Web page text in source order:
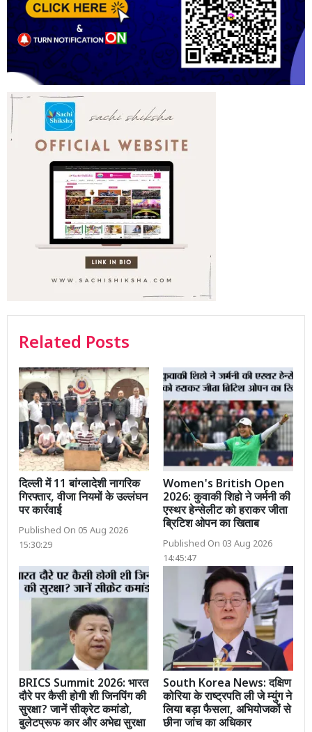
Related Posts
दिल्ली में 11 बांग्लादेशी नागरिक
गिरफ्तार, वीजा नियमों के उल्लंघन
पर कार्रवाई
Published On 05 Aug 2026
15:30:29
Women's British Open
2026: कुवाकी शिहो ने जर्मनी की
एस्थर हेन्सेलीट को हराकर जीता
ब्रिटिश ओपन का खिताब
Published On 03 Aug 2026
14:45:47
BRICS Summit 2026: भारत
दौरे पर कैसी होगी शी जिनपिंग की
सुरक्षा? जानें सीक्रेट कमांडो,
बुलेटप्रूफ कार और अभेद्य सुरक्षा
South Korea News: दक्षिण
कोरिया के राष्ट्रपति ली जे म्युंग ने
लिया बड़ा फैसला, अभियोजकों से
छीना जांच का अधिकार